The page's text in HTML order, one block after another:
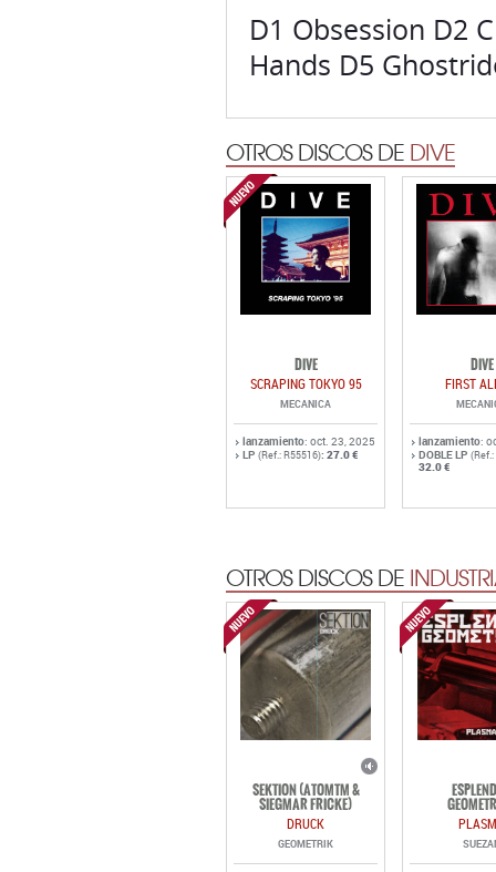
D1 Obsession D2
Hands D5
OTROS DISCOS DE DIVE
DIVE
SCRAPING TOKYO 95
MECANICA
lanzamiento: oct. 23, 2025
LP (Ref.: R55516): 27.0 €
DIVE
FIRST
lanzamiento:
DOBLE LP
32.0 €
OTROS DISCOS DE
SEKTION (ATOMTM &
SIEGMAR FRICKE)
DRUCK
GEOMETRIK